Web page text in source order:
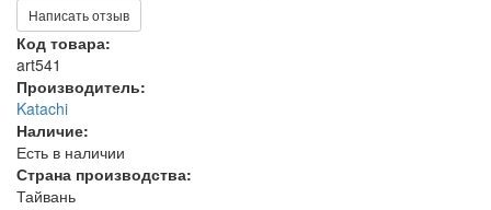
Написать отзыв
Код товара:
art541
Производитель:
Katachi
Наличие:
Есть в наличии
Страна производства:
Тайвань